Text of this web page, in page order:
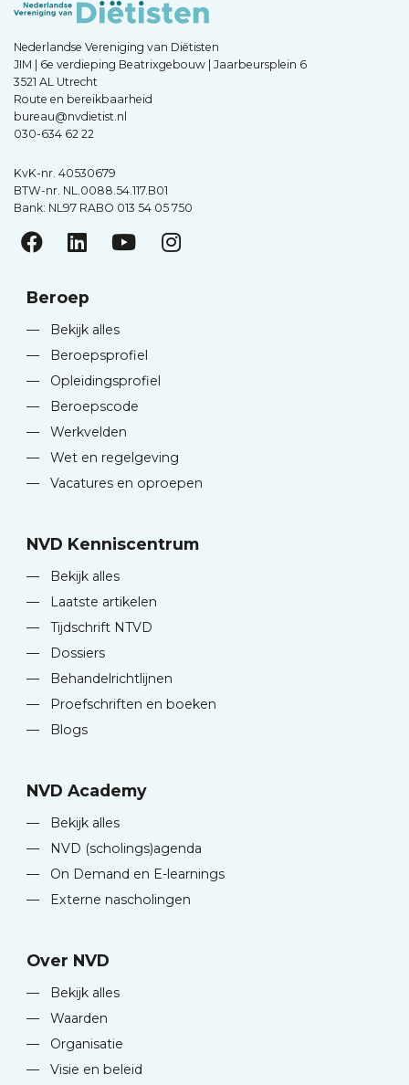
Nederlandse Vereniging van Diëtisten
JIM | 6e verdieping Beatrixgebouw | Jaarbeursplein 6
3521 AL Utrecht
Route en bereikbaarheid
bureau@nvdietist.nl
030-634 62 22
KvK-nr. 40530679
BTW-nr. NL.0088.54.117.B01
Bank: NL97 RABO 013 54 05 750
Beroep
—
Bekijk alles
—
Beroepsprofiel
—
Opleidingsprofiel
—
Beroepscode
—
Werkvelden
—
Wet en regelgeving
—
Vacatures en oproepen
NVD Kenniscentrum
—
Bekijk alles
—
Laatste artikelen
—
Tijdschrift NTVD
—
Dossiers
—
Behandelrichtlijnen
—
Proefschriften en boeken
—
Blogs
NVD Academy
—
Bekijk alles
—
NVD (scholings)agenda
—
On Demand en E-learnings
—
Externe nascholingen
Over NVD
—
Bekijk alles
—
Waarden
—
Organisatie
—
Visie en beleid